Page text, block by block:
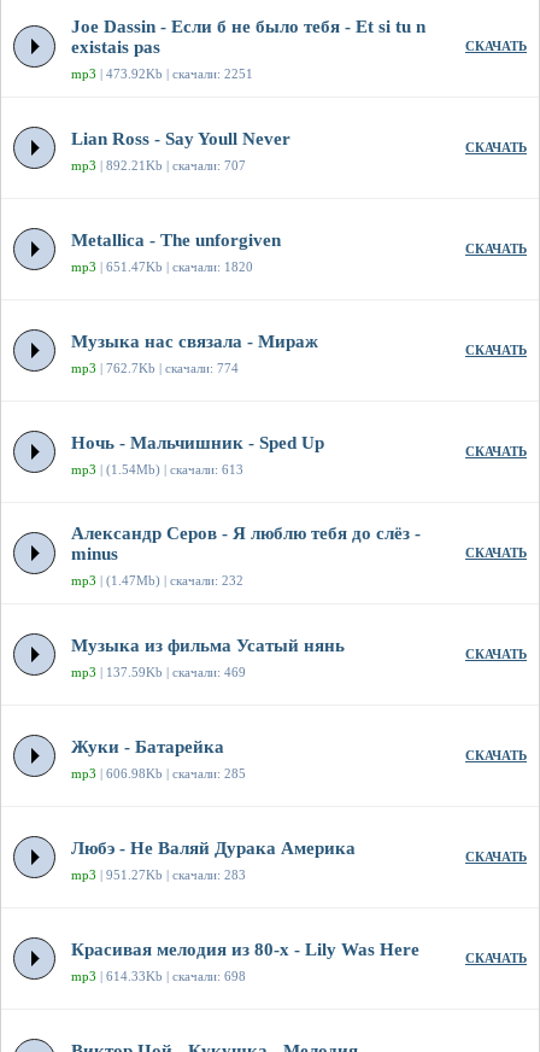
Joe Dassin - Если б не было тебя - Et si tu n
existais pas
mp3 | 473.92Kb | скачали: 2251
СКАЧАТЬ
Lian Ross - Say Youll Never
mp3 | 892.21Kb | скачали: 707
СКАЧАТЬ
Metallica - The unforgiven
mp3 | 651.47Kb | скачали: 1820
СКАЧАТЬ
Музыка нас связала - Мираж
mp3 | 762.7Kb | скачали: 774
СКАЧАТЬ
Ночь - Мальчишник - Sped Up
mp3 | (1.54Mb) | скачали: 613
СКАЧАТЬ
Александр Серов - Я люблю тебя до слёз -
minus
mp3 | (1.47Mb) | скачали: 232
СКАЧАТЬ
Музыка из фильма Усатый нянь
mp3 | 137.59Kb | скачали: 469
СКАЧАТЬ
Жуки - Батарейка
mp3 | 606.98Kb | скачали: 285
СКАЧАТЬ
Любэ - Не Валяй Дурака Америка
mp3 | 951.27Kb | скачали: 283
СКАЧАТЬ
Красивая мелодия из 80-х - Lily Was Here
mp3 | 614.33Kb | скачали: 698
СКАЧАТЬ